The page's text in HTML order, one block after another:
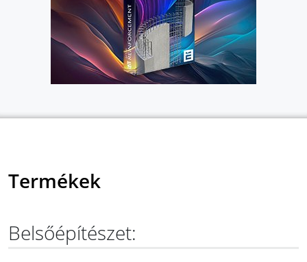
Termékek
Belsőépítészet: